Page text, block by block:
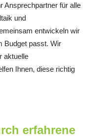
Ansprechpartner für alle
und
entwickeln wir
Budget passt. Wir
aktuelle
Ihnen, diese richtig
erfahrene